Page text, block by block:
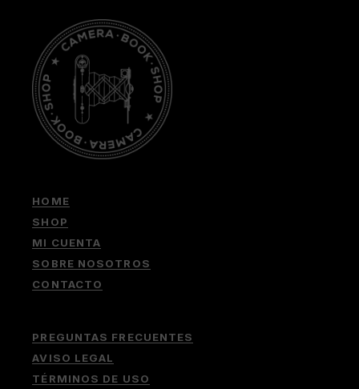
HOME
SHOP
MI CUENTA
SOBRE NOSOTROS
CONTACTO
PREGUNTAS FRECUENTES
AVISO LEGAL
TÉRMINOS DE USO